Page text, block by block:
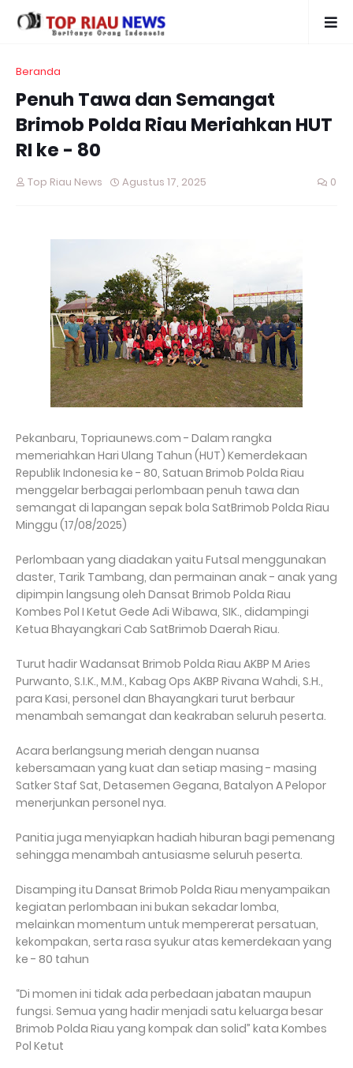
Beranda
Penuh Tawa dan Semangat
Brimob Polda Riau Meriahkan HUT
RI ke - 80
Top Riau News Agustus 17, 2025 0
Pekanbaru, Topriaunews.com - Dalam rangka
memeriahkan Hari Ulang Tahun (HUT) Kemerdekaan
Republik Indonesia ke - 80, Satuan Brimob Polda Riau
menggelar berbagai perlombaan penuh tawa dan
semangat di lapangan sepak bola SatBrimob Polda Riau
Minggu (17/08/2025)
Perlombaan yang diadakan yaitu Futsal menggunakan
daster, Tarik Tambang, dan permainan anak - anak yang
dipimpin langsung oleh Dansat Brimob Polda Riau
Kombes Pol I Ketut Gede Adi Wibawa, SIK., didampingi
Ketua Bhayangkari Cab SatBrimob Daerah Riau.
Turut hadir Wadansat Brimob Polda Riau AKBP M Aries
Purwanto, S.I.K., M.M., Kabag Ops AKBP Rivana Wahdi, S.H.,
para Kasi, personel dan Bhayangkari turut berbaur
menambah semangat dan keakraban seluruh peserta.
Acara berlangsung meriah dengan nuansa
kebersamaan yang kuat dan setiap masing - masing
Satker Staf Sat, Detasemen Gegana, Batalyon A Pelopor
menerjunkan personel nya.
Panitia juga menyiapkan hadiah hiburan bagi pemenang
sehingga menambah antusiasme seluruh peserta.
Disamping itu Dansat Brimob Polda Riau menyampaikan
kegiatan perlombaan ini bukan sekadar lomba,
melainkan momentum untuk mempererat persatuan,
kekompakan, serta rasa syukur atas kemerdekaan yang
ke - 80 tahun
“Di momen ini tidak ada perbedaan jabatan maupun
fungsi. Semua yang hadir menjadi satu keluarga besar
Brimob Polda Riau yang kompak dan solid” kata Kombes
Pol Ketut